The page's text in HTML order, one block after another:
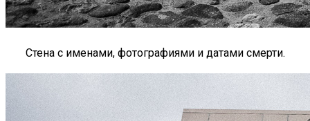
Стена с именами, фотографиями и датами смерти.